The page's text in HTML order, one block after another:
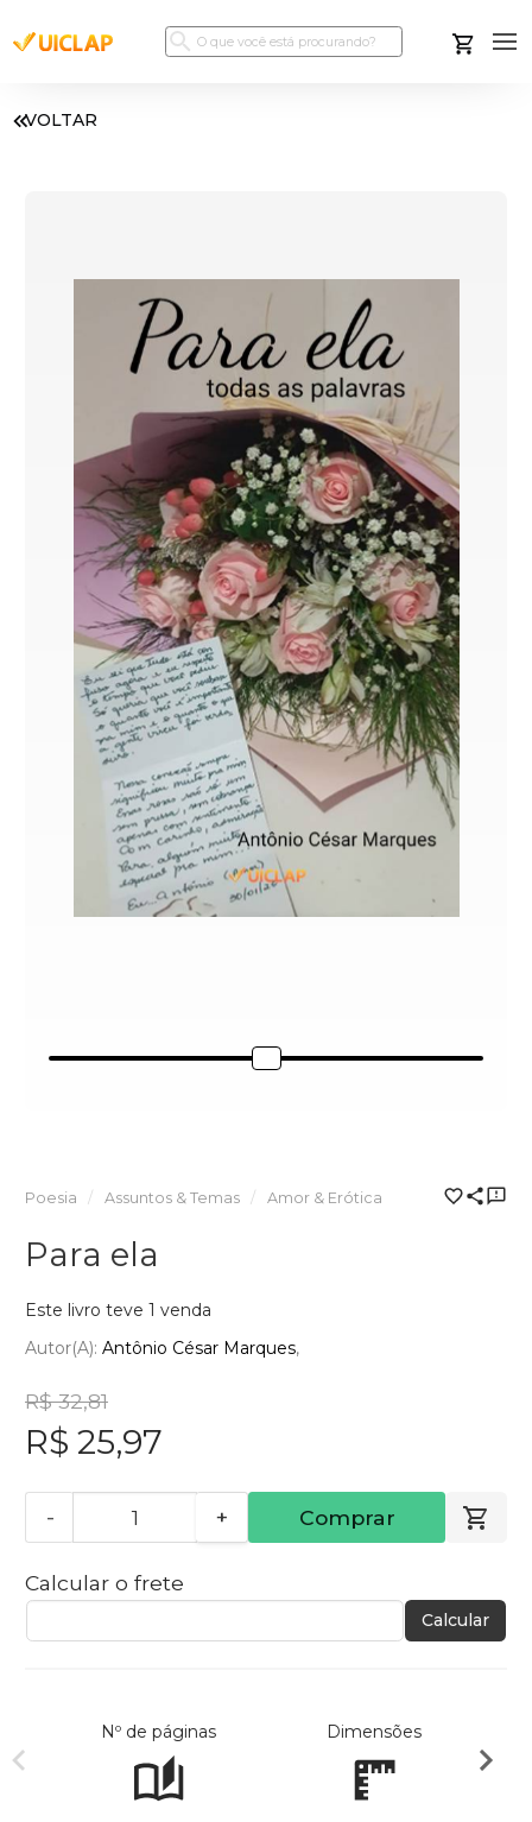
VOLTAR
Poesia Assuntos & Temas Amor & Erótica
Para ela
Este livro teve 1 venda
Autor(a): Antônio César Marques
R$ 32,81
R$ 25,97
- + Comprar
Calcular o frete
Calcular
Nº de páginas Dimensões